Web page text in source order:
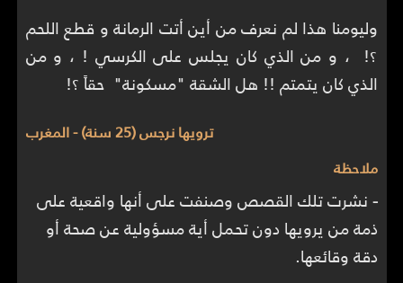
وليومنا هذا لم نعرف من أين أتت الرمانة و قطع اللحم
؟! ، و من الذي كان يجلس على الكرسي ! ، و من
الذي كان يتمتم !! هل الشقة "مسكونة" حقاً ؟!
ترويها نرجس (25 سنة) - المغرب
ملاحظة
-نشرت تلك القصص وصنفت على أنها واقعية على
ذمة من يرويها دون تحمل أية مسؤولية عن صحة أو
دقة وقائعها.